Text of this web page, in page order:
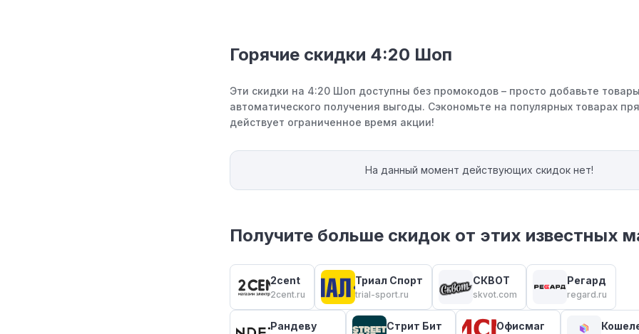
Горячие скидки 4:20 Шоп
Эти скидки на 4:20 Шоп доступны без промокодов – просто добавьте
автоматического получения выгоды. Сэкономьте на популярных товарах
действует ограниченное время акции!
На данный момент действующих скидок нет!
Получите больше скидок от этих известных
2cent
2cent.ru
Триал Спорт
trial-sport.ru
СКВОТ
skvot.com
Регард
regard.ru
Рандеву Стрит Бит Офисмаг